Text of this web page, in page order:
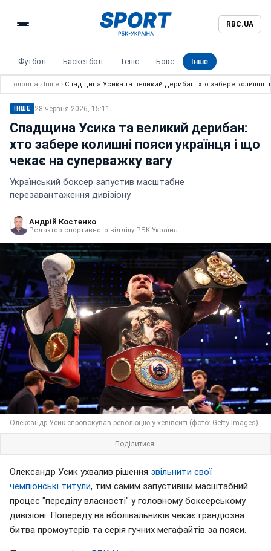
RBC.UA
Футбол Баскетбол Теніс Бокс Інше
Головна › Інше › Спадщина Усика та великий дерибан: хто забере колишні
ІНШЕ 28 червня 2026, 15:11
Спадщина Усика та великий дерибан:
хто забере колишні пояси українця і що
чекає на суперважку вагу
Український боксер запустив масштабне
перезавантаження дивізіону
Андрій Костенко
Редактор спортивного відділу РБК-Україна
Олександр Усик спровокував революцію у хевівейті (фото: Getty Images)
Поділитися:
Олександр Усик ухвалив рішення звільнити свої
чемпіонські титули, тим самим запустивши масштабний
процес "переділу власності" у головному боксерському
дивізіоні. Попереду на вболівальників чекає грандіозна
битва промоутерів та серія гучних мегафайтів за пояси.